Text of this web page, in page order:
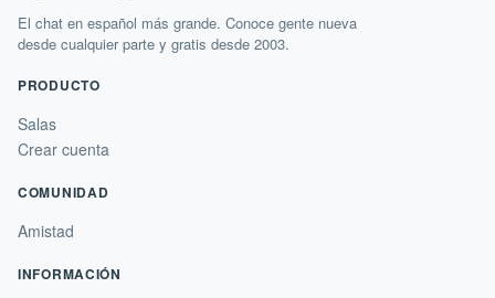
El chat en español más grande. Conoce gente nueva
desde cualquier parte y gratis desde 2003.
PRODUCTO
Salas
Crear cuenta
COMUNIDAD
Amistad
INFORMACIÓN